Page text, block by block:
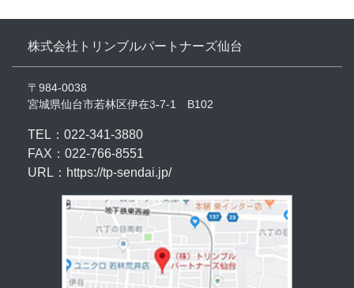
株式会社トリンブルパートナーズ仙台
〒984-0038
宮城県仙台市若林区伊在3-7-1 B102
TEL：022-341-3880
FAX：022-766-8551
URL： https://tp-sendai.jp/